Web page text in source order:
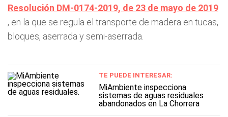
Resolución DM-0174-2019, de 23 de mayo de 2019
, en la que se regula el transporte de madera en tucas,
bloques, aserrada y semi-aserrada.
TE PUEDE INTERESAR:
MiAmbiente inspecciona
sistemas de aguas residuales
abandonados en La Chorrera